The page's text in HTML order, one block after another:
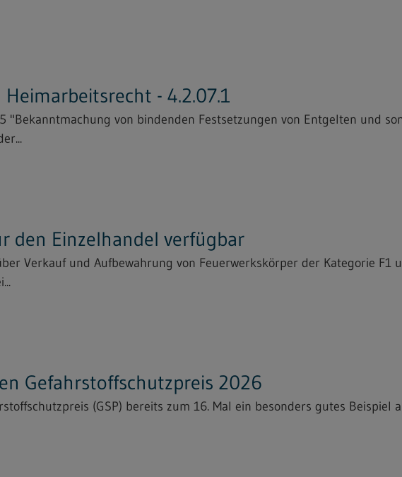
- 4.2.07.1
"Bekanntmachung von bindenden Festsetzungen von Entgelten und
den Einzelhandel verfügbar
Verkauf und Aufbewahrung von Feuerwerkskörper der Kategorie F1
Gefahrstoffschutzpreis 2026
(GSP) bereits zum 16. Mal ein besonders gutes Beispiel